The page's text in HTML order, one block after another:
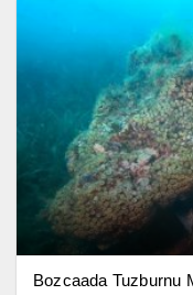
Bozcaada Tuzburnu